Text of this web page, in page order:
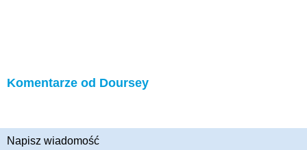
Komentarze od Doursey
Napisz wiadomość